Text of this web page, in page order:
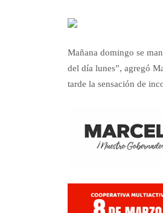
Mañana domingo se
del día lunes”, agregó
tarde la sensación de